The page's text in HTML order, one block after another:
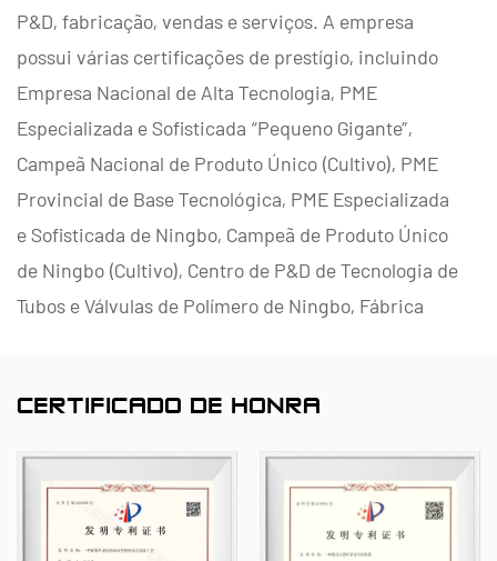
P&D, fabricação, vendas e serviços. A empresa
possui várias certificações de prestígio, incluindo
Empresa Nacional de Alta Tecnologia, PME
Especializada e Sofisticada “Pequeno Gigante”,
Campeã Nacional de Produto Único (Cultivo), PME
Provincial de Base Tecnológica, PME Especializada
e Sofisticada de Ningbo, Campeã de Produto Único
de Ningbo (Cultivo), Centro de P&D de Tecnologia de
Tubos e Válvulas de Polímero de Ningbo, Fábrica
Maturidade de Capacidade de Gerenciamento de
Somos especializados no desenvolvimento,
produção e fornecimento de produtos não
metálicos resistentes à corrosão para aplicações
CERTIFICADO DE HONRA